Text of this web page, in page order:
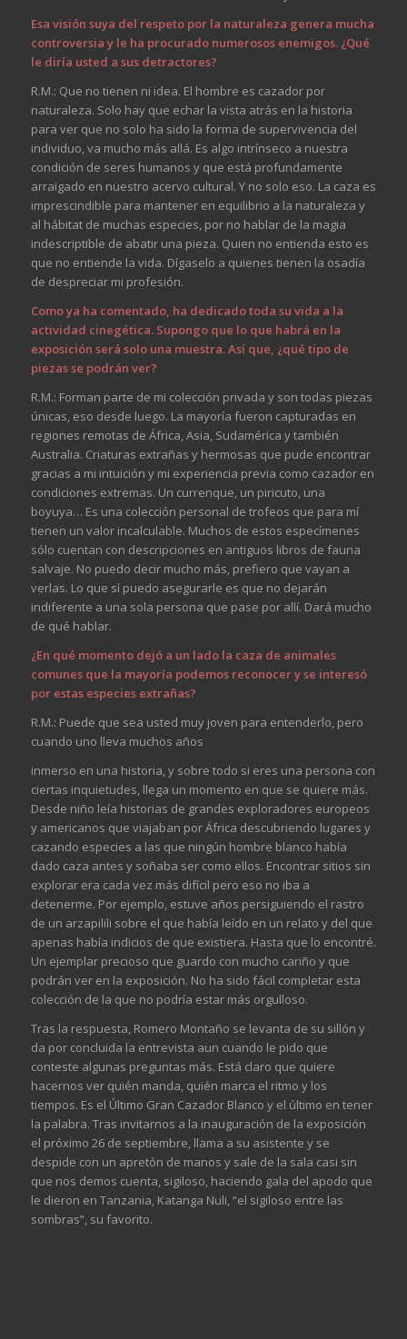
Esa visión suya del respeto por la naturaleza genera mucha
controversia y le ha procurado numerosos enemigos. ¿Qué
le diría usted a sus detractores?
R.M.: Que no tienen ni idea. El hombre es cazador por
naturaleza. Solo hay que echar la vista atrás en la historia
para ver que no solo ha sido la forma de supervivencia del
individuo, va mucho más allá. Es algo intrínseco a nuestra
condición de seres humanos y que está profundamente
arraigado en nuestro acervo cultural. Y no solo eso. La caza es
imprescindible para mantener en equilibrio a la naturaleza y
al hábitat de muchas especies, por no hablar de la magia
indescriptible de abatir una pieza. Quien no entienda esto es
que no entiende la vida. Dígaselo a quienes tienen la osadía
de despreciar mi profesión.
Como ya ha comentado, ha dedicado toda su vida a la
actividad cinegética. Supongo que lo que habrá en la
exposición será solo una muestra. Así que, ¿qué tipo de
piezas se podrán ver?
R.M.: Forman parte de mi colección privada y son todas piezas
únicas, eso desde luego. La mayoría fueron capturadas en
regiones remotas de África, Asia, Sudamérica y también
Australia. Criaturas extrañas y hermosas que pude encontrar
gracias a mi intuición y mi experiencia previa como cazador en
condiciones extremas. Un currenque, un piricuto, una
boyuya… Es una colección personal de trofeos que para mí
tienen un valor incalculable. Muchos de estos especímenes
sólo cuentan con descripciones en antiguos libros de fauna
salvaje. No puedo decir mucho más, prefiero que vayan a
verlas. Lo que sí puedo asegurarle es que no dejarán
indiferente a una sola persona que pase por allí. Dará mucho
de qué hablar.
¿En qué momento dejó a un lado la caza de animales
comunes que la mayoría podemos reconocer y se interesó
por estas especies extrañas?
R.M.: Puede que sea usted muy joven para entenderlo, pero
cuando uno lleva muchos años
inmerso en una historia, y sobre todo si eres una persona con
ciertas inquietudes, llega un momento en que se quiere más.
Desde niño leía historias de grandes exploradores europeos
y americanos que viajaban por África descubriendo lugares y
cazando especies a las que ningún hombre blanco había
dado caza antes y soñaba ser como ellos. Encontrar sitios sin
explorar era cada vez más difícil pero eso no iba a
detenerme. Por ejemplo, estuve años persiguiendo el rastro
de un arzapilili sobre el que había leído en un relato y del que
apenas había indicios de que existiera. Hasta que lo encontré.
Un ejemplar precioso que guardo con mucho cariño y que
podrán ver en la exposición. No ha sido fácil completar esta
colección de la que no podría estar más orgulloso.
Tras la respuesta, Romero Montaño se levanta de su sillón y
da por concluida la entrevista aun cuando le pido que
conteste algunas preguntas más. Está claro que quiere
hacernos ver quién manda, quién marca el ritmo y los
tiempos. Es el Último Gran Cazador Blanco y el último en tener
la palabra. Tras invitarnos a la inauguración de la exposición
el próximo 26 de septiembre, llama a su asistente y se
despide con un apretón de manos y sale de la sala casi sin
que nos demos cuenta, sigiloso, haciendo gala del apodo que
le dieron en Tanzania, Katanga Nuli, “el sigiloso entre las
sombras”, su favorito.